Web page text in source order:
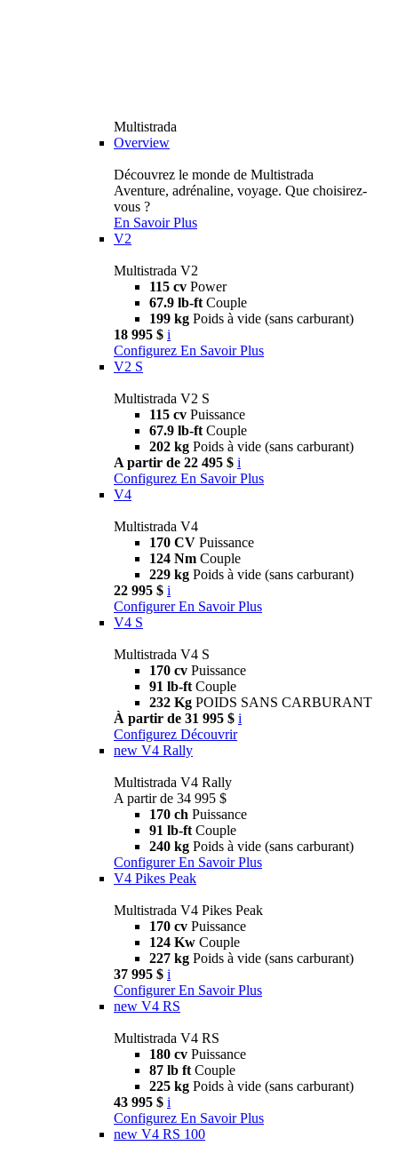
Multistrada
Overview
Découvrez le monde de Multistrada
Aventure, adrénaline, voyage. Que choisirez-
vous ?
En Savoir Plus
V2
Multistrada V2
115 cv Power
67.9 lb-ft Couple
199 kg Poids à vide (sans carburant)
18 995 $ i
Configurez En Savoir Plus
V2 S
Multistrada V2 S
115 cv Puissance
67.9 lb-ft Couple
202 kg Poids à vide (sans carburant)
A partir de 22 495 $ i
Configurez En Savoir Plus
V4
Multistrada V4
170 CV Puissance
124 Nm Couple
229 kg Poids à vide (sans carburant)
22 995 $ i
Configurer En Savoir Plus
V4 S
Multistrada V4 S
170 cv Puissance
91 lb-ft Couple
232 Kg POIDS SANS CARBURANT
À partir de 31 995 $ i
Configurez Découvrir
new V4 Rally
Multistrada V4 Rally
A partir de 34 995 $
170 ch Puissance
91 lb-ft Couple
240 kg Poids à vide (sans carburant)
Configurer En Savoir Plus
V4 Pikes Peak
Multistrada V4 Pikes Peak
170 cv Puissance
124 Kw Couple
227 kg Poids à vide (sans carburant)
37 995 $ i
Configurer En Savoir Plus
new V4 RS
Multistrada V4 RS
180 cv Puissance
87 lb ft Couple
225 kg Poids à vide (sans carburant)
43 995 $ i
Configurez En Savoir Plus
new V4 RS 100